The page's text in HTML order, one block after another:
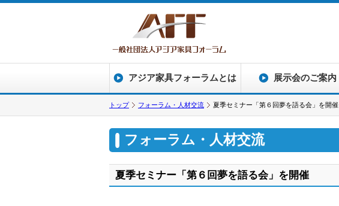
アジア家具フォーラムとは 展示会のご案内
トップ フォーラム・人材交流 夏季セミナー「第６回夢を語る会」を開催
フォーラム・人材交流
夏季セミナー「第６回夢を語る会」を開催